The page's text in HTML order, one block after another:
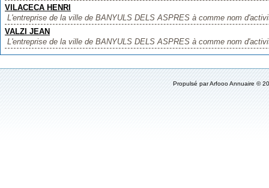
VILACECA HENRI
L'entreprise de la ville de BANYULS DELS ASPRES à comme nom
VALZI JEAN
L'entreprise de la ville de BANYULS DELS ASPRES à comme nom
Propulsé parArfooo Annuaire ©